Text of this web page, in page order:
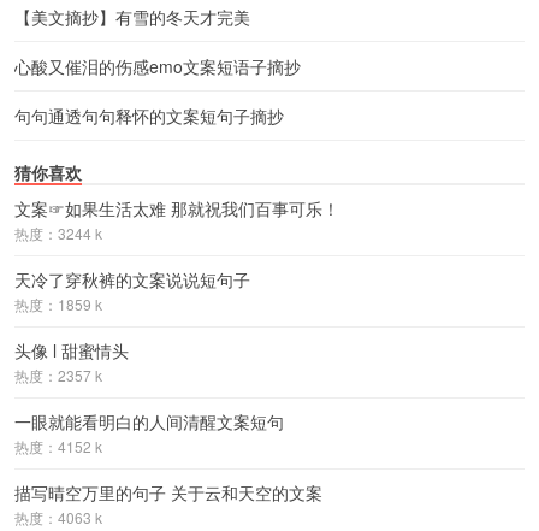
【美文摘抄】有雪的冬天才完美
心酸又催泪的伤感emo文案短语子摘抄
句句通透句句释怀的文案短句子摘抄
猜你喜欢
文案☞如果生活太难 那就祝我们百事可乐！
热度：3244 k
天冷了穿秋裤的文案说说短句子
热度：1859 k
头像 l 甜蜜情头
热度：2357 k
一眼就能看明白的人间清醒文案短句
热度：4152 k
描写晴空万里的句子 关于云和天空的文案
热度：4063 k